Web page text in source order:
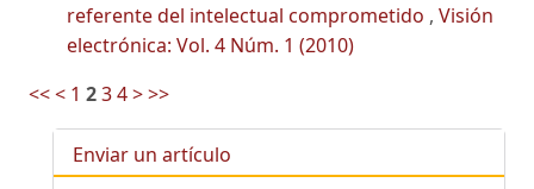
referente del intelectual comprometido , Visión
electrónica: Vol. 4 Núm. 1 (2010)
<<< 1 234>>>
Enviar un artículo